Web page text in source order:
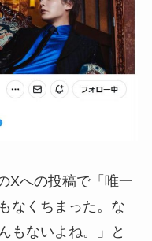
Xへの投稿で「唯一
なくちまった。な
もないよね。」と